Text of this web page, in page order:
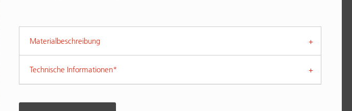
Materialbeschreibung
Technische Informationen*